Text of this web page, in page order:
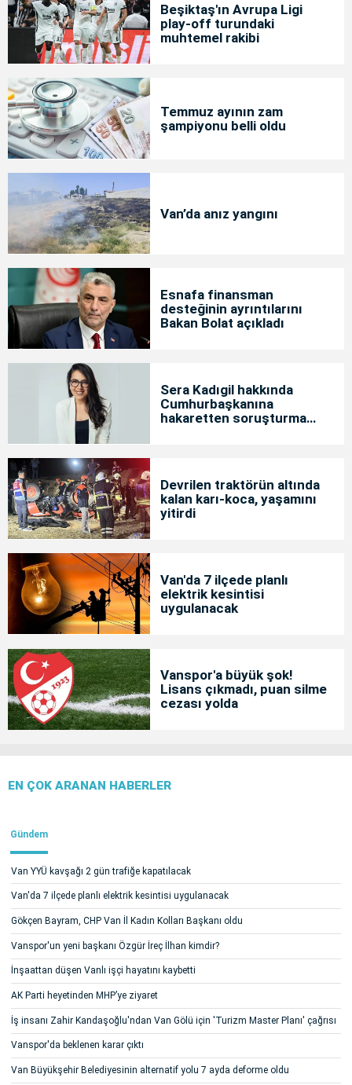
Beşiktaş'ın Avrupa Ligi
play-off turundaki
muhtemel rakibi
Temmuz ayının zam
şampiyonu belli oldu
Van’da anız yangını
Esnafa finansman
desteğinin ayrıntılarını
Bakan Bolat açıkladı
Sera Kadıgil hakkında
Cumhurbaşkanına
hakaretten soruşturma
Devrilen traktörün altında
kalan karı-koca, yaşamını
yitirdi
Van'da 7 ilçede planlı
elektrik kesintisi
uygulanacak
Vanspor'a büyük şok!
Lisans çıkmadı, puan silme
cezası yolda
EN ÇOK ARANAN HABERLER
Gündem
Van YYÜ kavşağı 2 gün trafiğe kapatılacak
Van'da 7 ilçede planlı elektrik kesintisi uygulanacak
Gökçen Bayram, CHP Van İl Kadın Kolları Başkanı oldu
Vanspor'un yeni başkanı Özgür İreç İlhan kimdir?
İnşaattan düşen Vanlı işçi hayatını kaybetti
AK Parti heyetinden MHP’ye ziyaret
İş insanı Zahir Kandaşoğlu'ndan Van Gölü için 'Turizm Master Planı' çağrısı
Vanspor'da beklenen karar çıktı
Van Büyükşehir Belediyesinin alternatif yolu 7 ayda deforme oldu